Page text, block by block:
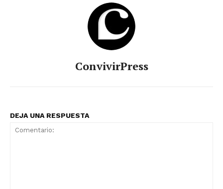
ConvivirPress
DEJA UNA RESPUESTA